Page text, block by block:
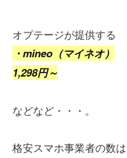
オプテージが提供する
・mineo（マイネオ）
1,298円～
などなど・・・。
格安スマホ事業者の数